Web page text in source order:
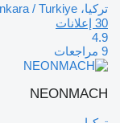
تركيا، Ankara / Turkiye
30 إعلانات
4.9
9 مراجعات
NEONMACH